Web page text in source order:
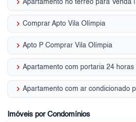
keyboard_arrow_right Comprar Apto Vila Olímpia
keyboard_arrow_right Apto P Comprar Vila Olímpia
keyboard_arrow_right
keyboard_arrow_right
Imóveis por Condomínios